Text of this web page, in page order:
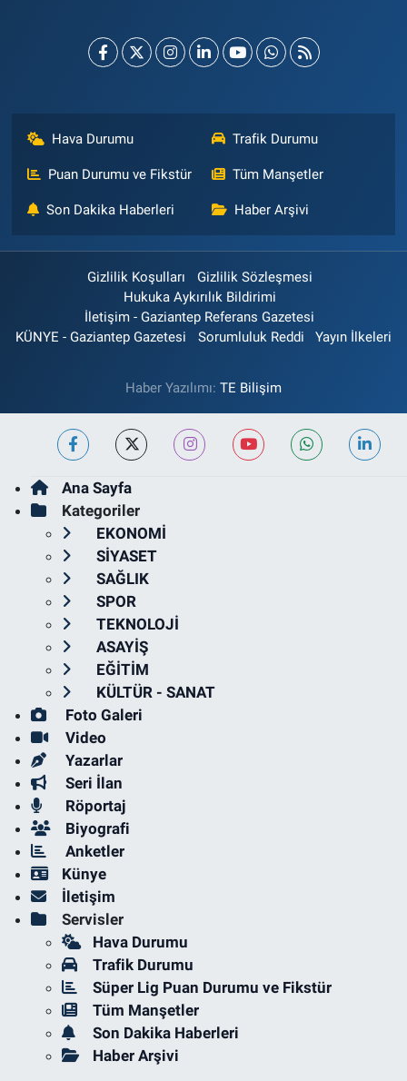
Hava Durumu Trafik Durumu
Puan Durumu ve Fikstür Tüm Manşetler
Son Dakika Haberleri Haber Arşivi
Gizlilik Koşulları
Gizlilik Sözleşmesi
Hukuka Aykırılık Bildirimi
İletişim - Gaziantep Referans Gazetesi
KÜNYE - Gaziantep Gazetesi
Sorumluluk Reddi Yayın İlkeleri
Haber Yazılımı: TE Bilişim
Ana Sayfa
Kategoriler
EKONOMİ
SİYASET
SAĞLIK
SPOR
TEKNOLOJİ
ASAYİŞ
EĞİTİM
KÜLTÜR - SANAT
Foto Galeri
Video
Yazarlar
Seri İlan
Röportaj
Biyografi
Anketler
Künye
İletişim
Servisler
Hava Durumu
Trafik Durumu
Süper Lig Puan Durumu ve Fikstür
Tüm Manşetler
Son Dakika Haberleri
Haber Arşivi